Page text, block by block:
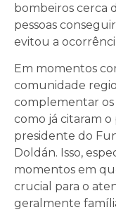
bombeiros cerca
pessoas
evitou a
Em momentos
comunidade
complementar
como já citaram
presidente do
Doldán. Isso,
momentos em
crucial para o
geralmente